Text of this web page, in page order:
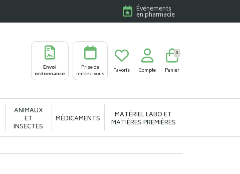
Événements
en pharmacie
Envoi
ordonnance
Prise de
rendez-vous
Favoris Compte Panier
0
ANIMAUX
ET
INSECTES
MÉDICAMENTS MATÉRIEL LABO ET
MATIÈRES PREMIÈRES